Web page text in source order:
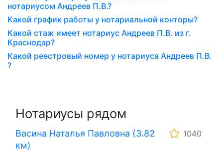
нотариусом Андреев П.В.?
Какой график работы у нотариальной конторы?
Какой стаж имеет нотариус Андреев П.В. из г.
Краснодар?
Какой реестровый номер у нотариуса Андреев П.В.
?
Нотариусы рядом
Васина Наталья Павловна (3.82
км)
1040